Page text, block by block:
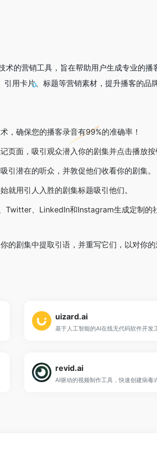
的营销工具，旨在帮助用户生成专业的
用卡片、标题等营销素材，提升播客的品
，确保您的播客录音有99%的准确率！
页面，吸引观众潜入你的剧集并点击播放按
引潜在的听众，并敦促他们收看你的剧集。
就用引人入胜的剧集标题吸引他们。
Twitter、LinkedIn和Instagram生成定制的
的剧集中提取引语，并重写它们，以对你的
uizard.ai
基于人工智能的AI在线无代码软件开发
revid.ai